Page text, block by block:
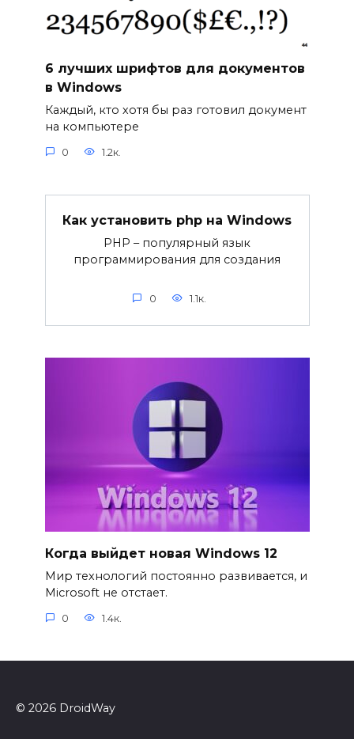
6 лучших шрифтов для документов
в Windows
Каждый, кто хотя бы раз готовил документ
на компьютере
0 1.2к.
Как установить php на Windows
PHP – популярный язык
программирования для создания
0 1.1к.
Когда выйдет новая Windows 12
Мир технологий постоянно развивается, и
Microsoft не отстает.
0 1.4к.
© 2026 DroidWay